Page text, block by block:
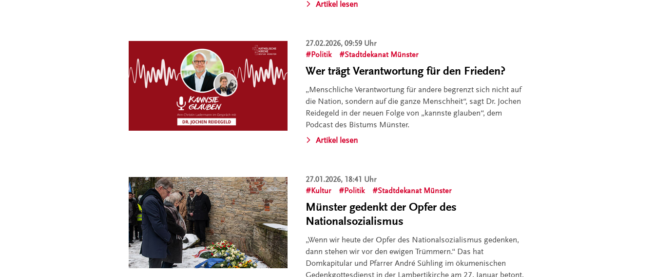
Artikel lesen
27.02.2026, 09:59 Uhr
Politik
Stadtdekanat Münster
Wer trägt Verantwortung für den Frieden?
„Menschliche Verantwortung für andere begrenzt sich nicht auf
die Nation, sondern auf die ganze Menschheit“, sagt Dr. Jochen
Reidegeld in der neuen Folge von „kannste glauben“, dem
Podcast des Bistums Münster.
Artikel lesen
27.01.2026, 18:41 Uhr
Kultur
Politik Stadtdekanat Münster
Münster gedenkt der Opfer des
Nationalsozialismus
„Wenn wir heute der Opfer des Nationalsozialismus gedenken,
dann stehen wir vor den ewigen Trümmern.“ Das hat
Domkapitular und Pfarrer André Sühling im ökumenischen
Gedenkgottesdienst in der Lambertikirche am 27. Januar betont.